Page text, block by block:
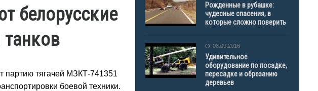
белорусские
партию тягачей МЗКТ-741351
боевой техники.
Рожденные в рубашке:
чудесные спасения, в
которые сложно поверить
08.09.2016
Удивительное
оборудование по посадке,
пересадке и обрезанию
деревьев